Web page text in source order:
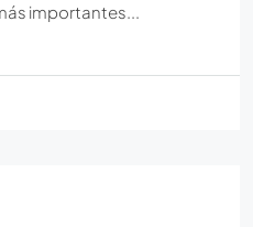
importantes...